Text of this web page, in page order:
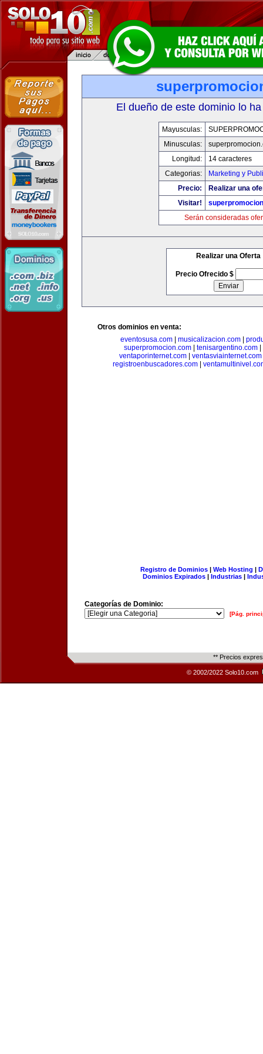
El dueño de este dominio lo
Mayusculas:
Minusculas:
Longitud:
14 caracteres
Categorias:
Marketing y
Precio:
Realizar una
Visitar!
Serán consideradas
Realizar una Oferta
Precio Ofrecido $
Otros dominios en venta:
eventosusa.com| musicalizacion.com|
superpromocion.com
tenisargentino.com
ventaporinternet.com
ventasviainternet.com
registroenbuscadores.com
Registro de Dominios| Web Hosting |
Dominios Expirados | Industrias |
Categorías de Dominio:
[Pág.
** Precios
© 2002/2022 Solo10.com